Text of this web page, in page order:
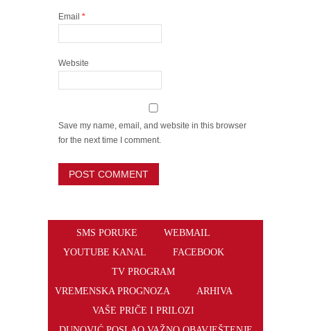
Email *
Website
Save my name, email, and website in this browser
for the next time I comment.
SMS PORUKE
WEBMAIL
YOUTUBE KANAL
FACEBOOK
TV PROGRAM
VREMENSKA PROGNOZA
ARHIVA
VAŠE PRIČE I PRILOZI